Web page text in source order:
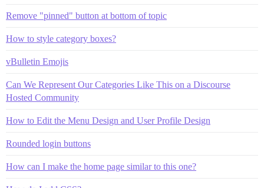
Remove "pinned" button at bottom of topic
How to style category boxes?
vBulletin Emojis
Can We Represent Our Categories Like This on a Discourse
Hosted Community
How to Edit the Menu Design and User Profile Design
Rounded login buttons
How can I make the home page similar to this one?